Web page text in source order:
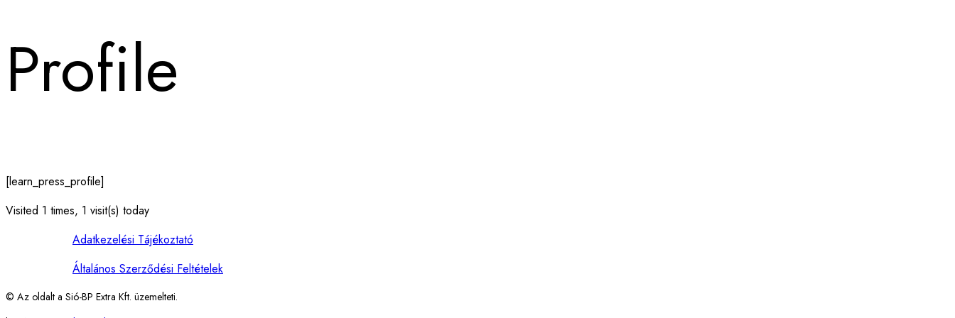
Profile
[learn_press_profile]
Visited 1 times, 1 visit(s) today
Adatkezelési Tájékoztató
Általános Szerződési Feltételek
© Az oldalt a Sió-BP Extra Kft. üzemelteti.